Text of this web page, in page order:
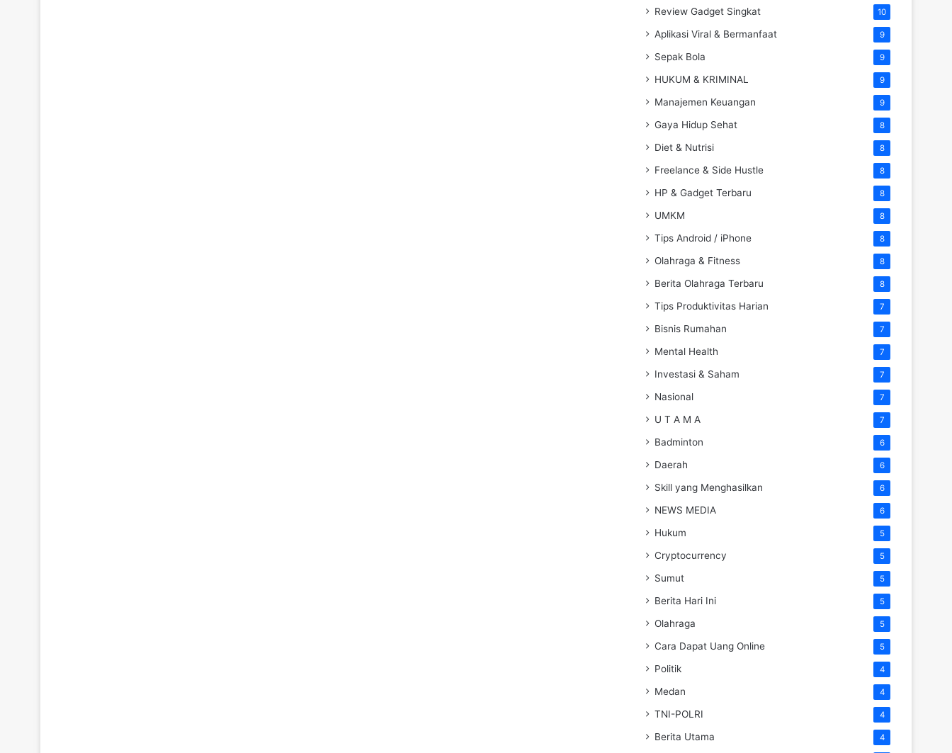
Review Gadget Singkat 10
Aplikasi Viral & Bermanfaat 9
Sepak Bola 9
HUKUM & KRIMINAL 9
Manajemen Keuangan 9
Gaya Hidup Sehat 8
Diet & Nutrisi 8
Freelance & Side Hustle 8
HP & Gadget Terbaru 8
UMKM 8
Tips Android / iPhone 8
Olahraga & Fitness 8
Berita Olahraga Terbaru 8
Tips Produktivitas Harian 7
Bisnis Rumahan 7
Mental Health 7
Investasi & Saham 7
Nasional 7
U T A M A 7
Badminton 6
Daerah 6
Skill yang Menghasilkan 6
NEWS MEDIA 6
Hukum 5
Cryptocurrency 5
Sumut 5
Berita Hari Ini 5
Olahraga 5
Cara Dapat Uang Online 5
Politik 4
Medan 4
TNI-POLRI 4
Berita Utama 4